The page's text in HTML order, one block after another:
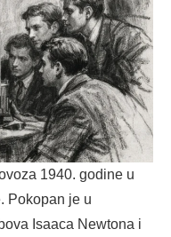
1940. godine u
Pokopan je u
Isaaca Newtona i